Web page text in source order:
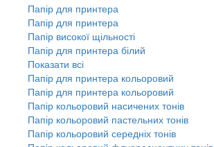
Папір для принтера
Папір для принтера
Папір високої щільності
Папір для принтера білий
Показати всі
Папір для принтера кольоровий
Папір для принтера кольоровий
Папір кольоровий насичених тонів
Папір кольоровий пастельних тонів
Папір кольоровий середніх тонів